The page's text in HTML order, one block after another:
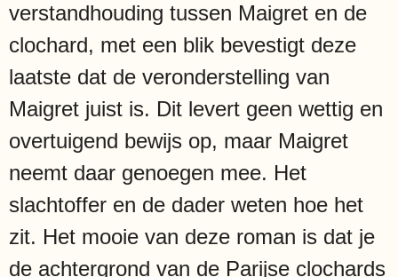
verstandhouding tussen Maigret en de
clochard, met een blik bevestigt deze
laatste dat de veronderstelling van
Maigret juist is. Dit levert geen wettig en
overtuigend bewijs op, maar Maigret
neemt daar genoegen mee. Het
slachtoffer en de dader weten hoe het
zit. Het mooie van deze roman is dat je
de achtergrond van de Parijse clochards